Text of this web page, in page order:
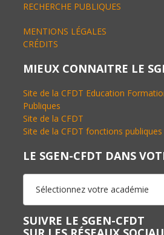
RECHERCHE PUBLIQUES
MENTIONS LÉGALES
CRÉDITS
MIEUX CONNAITRE LE
Site de la CFDT Education
Publiques
Site de la CFDT
Site de la CFDT fonctions publiques
LE SGEN-CFDT DANS
Sélectionnez votre académie
SUIVRE LE SGEN-CFDT